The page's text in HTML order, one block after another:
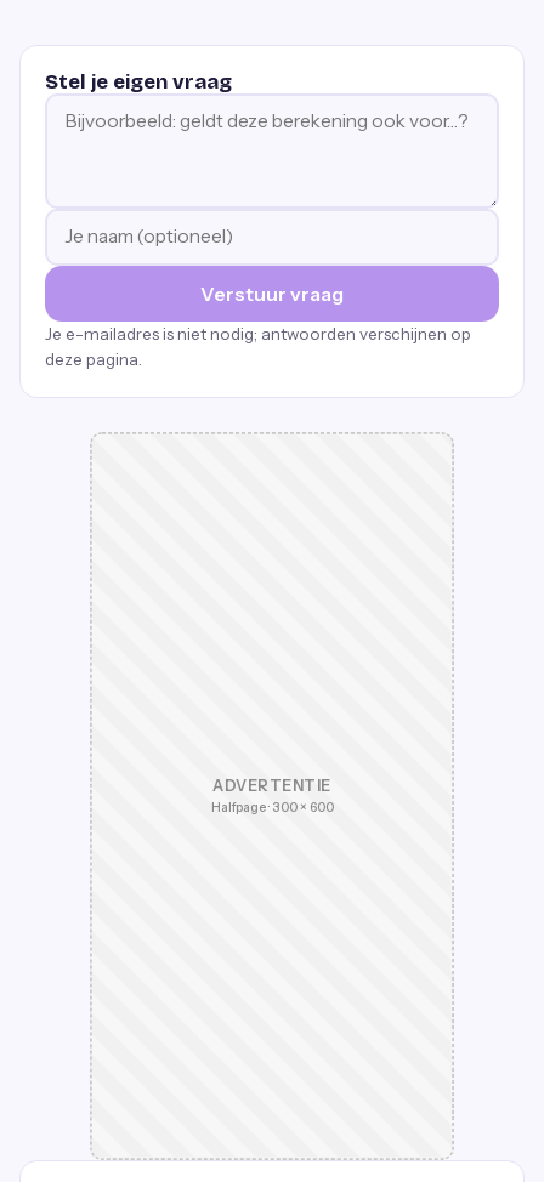
Stel je eigen vraag
Verstuur vraag
Je e-mailadres is niet nodig; antwoorden verschijnen op
deze pagina.
ADVERTENTIE
Halfpage · 300 × 600